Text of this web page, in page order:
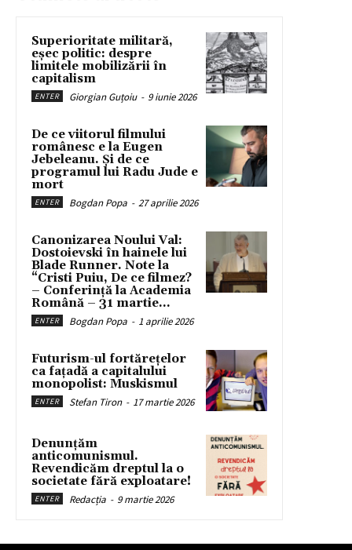
Superioritate militară,
eșec politic: despre
limitele mobilizării în
capitalism
ENTER Giorgian Guțoiu - 9 iunie 2026
De ce viitorul filmului
românesc e la Eugen
Jebeleanu. Și de ce
programul lui Radu Jude e
mort
ENTER Bogdan Popa - 27 aprilie 2026
Canonizarea Noului Val:
Dostoievski în hainele lui
Blade Runner. Note la
“Cristi Puiu, De ce filmez?
– Conferință la Academia
Română – 31 martie...
ENTER Bogdan Popa - 1 aprilie 2026
Futurism-ul fortărețelor
ca fațadă a capitalului
monopolist: Muskismul
ENTER Stefan Tiron - 17 martie 2026
Denunțăm
anticomunismul.
Revendicăm dreptul la o
societate fără exploatare!
ENTER Redacția - 9 martie 2026